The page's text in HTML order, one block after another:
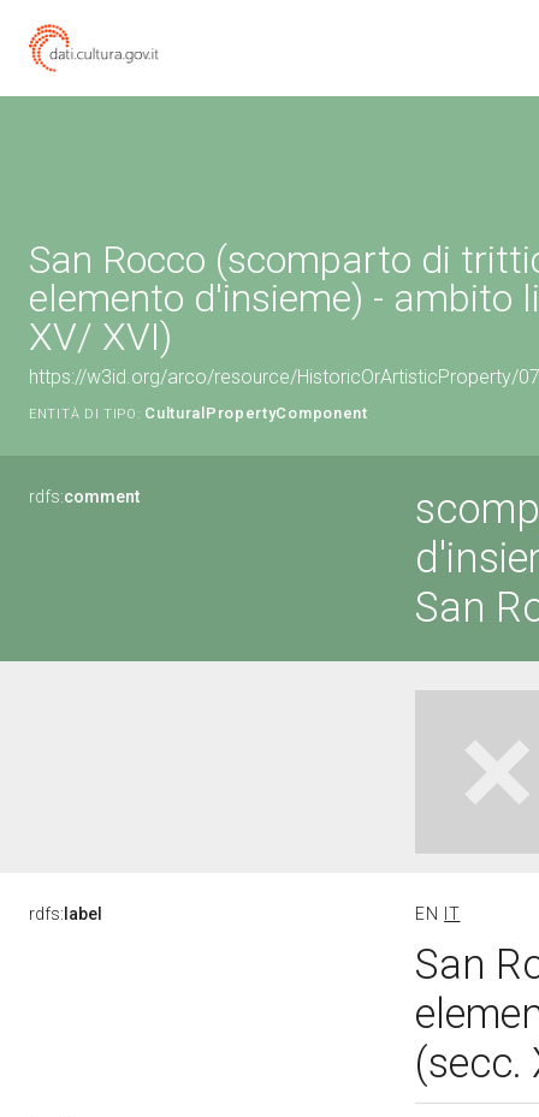
San Rocco (scomparto di
elemento d'insieme) - ambito
XV/ XVI)
https://w3id.org/arco/resource/HistoricOrArtisticProperty/
ENTITÀ DI TIPO: CulturalPropertyComponent
rdfs:comment
San
rdfs: label EN IT
San
(secc.